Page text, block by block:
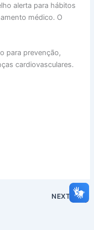
alerta para hábitos
médico. O
para prevenção,
cardiovasculares.
NEXT